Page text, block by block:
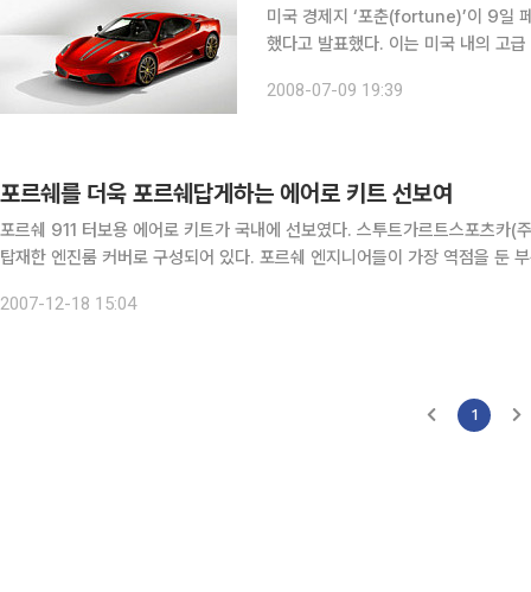
미국 경제지 ‘포춘(fortune)’이 9일
했다고 발표했다. 이는 미국 내의 고
푸르트 모터쇼에서 국제 무대에 처음
2008-07-09 19:39
포르쉐를 더욱 포르쉐답게하는 에어로 키트 선보여
포르쉐 911 터보용 에어로 키트가 국내에 선보였다. 스투트가르트스포츠카(
탑재한 엔진룸 커버로 구성되어 있다. 포르쉐 엔지니어들이 가장 역점을 둔 부분은 기존 공기저항계수 0.31을 증가시키지 않으면서 핸들링
2007-12-18 15:04
1